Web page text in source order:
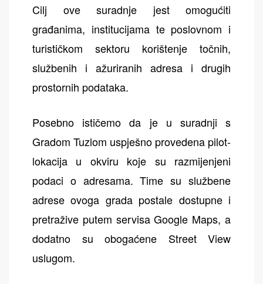
Cilj ove suradnje jest omogućiti
građanima, institucijama te poslovnom i
turističkom sektoru korištenje točnih,
službenih i ažuriranih adresa i drugih
prostornih podataka.
Posebno ističemo da je u suradnji s
Gradom Tuzlom uspješno provedena pilot-
lokacija u okviru koje su razmijenjeni
podaci o adresama. Time su službene
adrese ovoga grada postale dostupne i
pretražive putem servisa Google Maps, a
dodatno su obogaćene Street View
uslugom.